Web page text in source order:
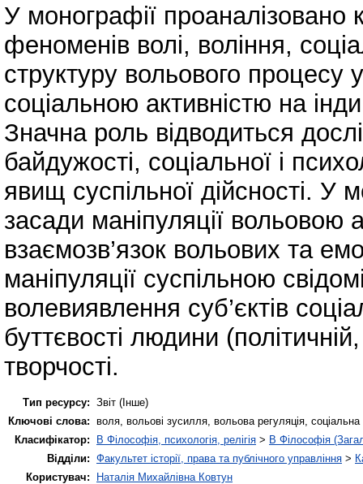
У монографії проаналізовано
феноменів волі, воління,
структуру вольового процесу
соціальною активністю на
Значна роль відводиться
байдужості, соціальної і
явищ суспільної дійсності. У
засади маніпуляції вольовою
взаємозв’язок вольових та
маніпуляції суспільною
волевиявлення суб’єктів
буттєвості людини
творчості.
Тип ресурсу: Звіт (Інше)
Ключові слова: воля, вольові зусилля, вольова регуляція, соціальна
Класифікатор:
B Філософія, психологія, релігія > B Філософія
Відділи: Факультет історії, права та публічного управління >
Користувач:
Наталія Михайлівна Ковтун